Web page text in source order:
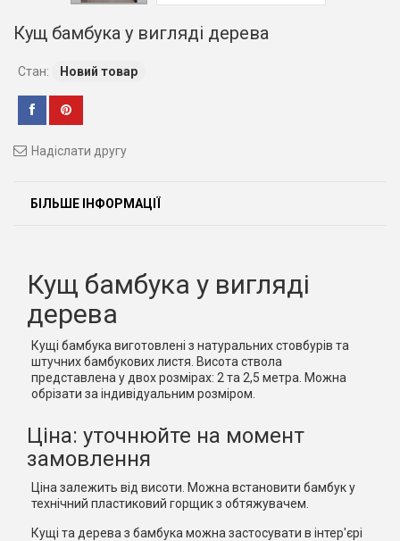
Кущ бамбука у вигляді дерева
Стан: Новий товар
Надіслати другу
БІЛЬШЕ ІНФОРМАЦІЇ
Кущ бамбука у вигляді
дерева
Кущі бамбука виготовлені з натуральних стовбурів та
штучних бамбукових листя. Висота ствола
представлена у двох розмірах: 2 та 2,5 метра. Можна
обрізати за індивідуальним розміром.
Ціна: уточнюйте на момент
замовлення
Ціна залежить від висоти. Можна встановити бамбук у
технічний пластиковий горщик з обтяжувачем.
Кущі та дерева з бамбука можна застосувати в інтер'єрі